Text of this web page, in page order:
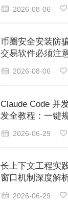
登录
2026-08-06
币圈安全安装防
交易软件必须注
2026-08-06
Claude Code 并
发全教程：一键
2026-06-29
长上下文工程实
窗口机制深度解
2026-06-29